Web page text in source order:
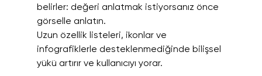
belirler: değeri anlatmak istiyorsanız önce
görselle anlatın.
Uzun özellik listeleri, ikonlar ve
infografiklerle desteklenmediğinde bilişsel
yükü artırır ve kullanıcıyı yorar.